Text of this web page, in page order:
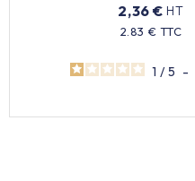
2,36 € HT
2.83 € TTC
1 / 5 -